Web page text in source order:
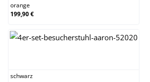
orange
199,90 €
schwarz